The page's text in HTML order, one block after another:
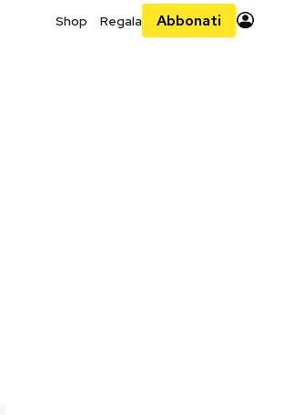
Shop Regala Abbonati